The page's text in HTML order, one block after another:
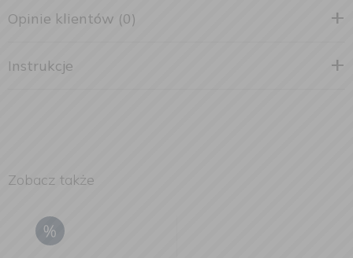
Opinie klientów (0)
Instrukcje
Zobacz także